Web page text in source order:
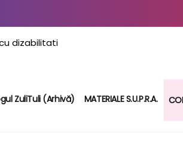
ZuliTuli (arhivă) MATERIALE S.U.P.R.A.